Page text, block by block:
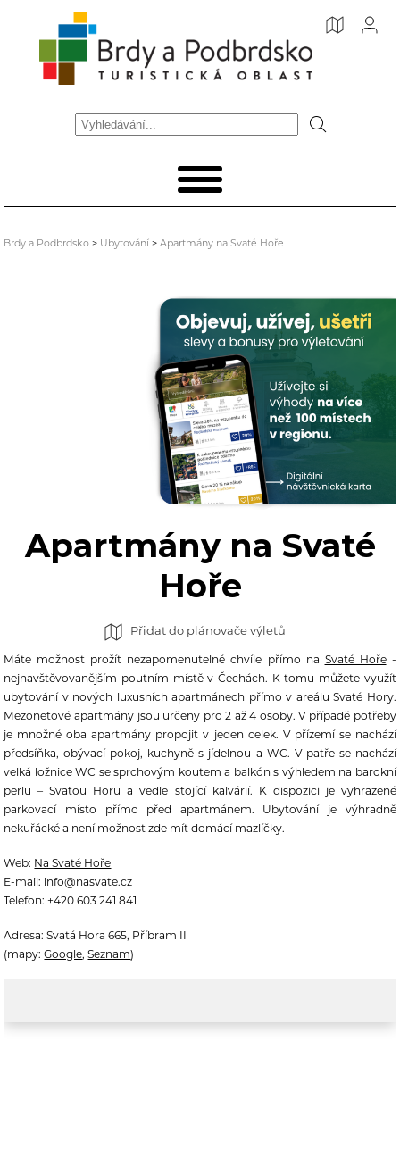
Brdy a Podbrdsko > Ubytování >Apartmány na Svaté Hoře
Apartmány na Svaté
Hoře
Přidat do plánovače výletů
Máte možnost prožít nezapomenutelné chvíle přímo na Svaté Hoře-
nejnavštěvovanějším poutním místě v Čechách. K tomu můžete využít
ubytování v nových luxusních apartmánech přímo v areálu Svaté Hory.
Mezonetové apartmány jsou určeny pro 2 až 4 osoby. V případě potřeby
je množné oba apartmány propojit v jeden celek. V přízemí se nachází
předsíňka, obývací pokoj, kuchyně s jídelnou a WC. V patře se nachází
velká ložnice WC se sprchovým koutem a balkón s výhledem na barokní
perlu – Svatou Horu a vedle stojící kalvárií. K dispozici je vyhrazené
parkovací místo přímo před apartmánem. Ubytování je výhradně
nekuřácké a není možnost zde mít domácí mazlíčky.
Web: Na Svaté Hoře
E-mail: info@nasvate.cz
Telefon: +420 603 241 841
Adresa:Svatá Hora 665, Příbram II
(mapy:Google,Seznam)